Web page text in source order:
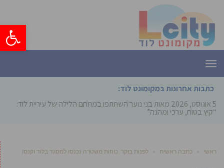
פתח
תפריט
כתבות אחרונות במקומונט לוד:
5 אוגוסט, 2026
מאות בני נוער השתתפו במתחם הלילה של עיריית לוד:
“קיץ בטוח, ערכי ומהנה”
ראשי » כתבה ראשית » לפנות בוקר: כוחות משטרה נכנסו למסגד בלוד וקנסו